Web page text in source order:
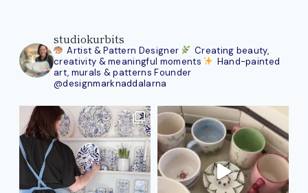
studiokurbits
Artist & Pattern Designer
Creating beauty,
creativity & meaningful moments
Hand-painted
art, murals & patterns Founder
@designmarknaddalarna